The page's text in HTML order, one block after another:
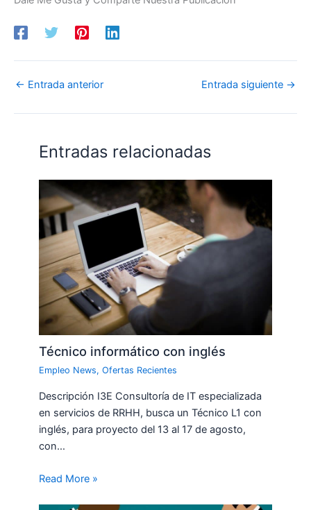
← Entrada anterior Entrada siguiente →
Entradas relacionadas
Técnico informático con inglés
Empleo News,Ofertas Recientes
Descripción I3E Consultoría de IT especializada
en servicios de RRHH, busca un Técnico L1 con
inglés, para proyecto del 13 al 17 de agosto,
con…
Read More »